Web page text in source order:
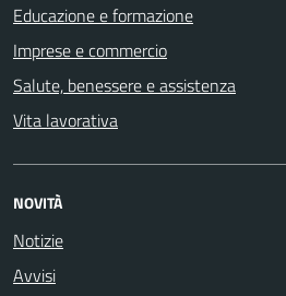
Educazione e formazione
Imprese e commercio
Salute, benessere e assistenza
Vita lavorativa
NOVITÀ
Notizie
Avvisi